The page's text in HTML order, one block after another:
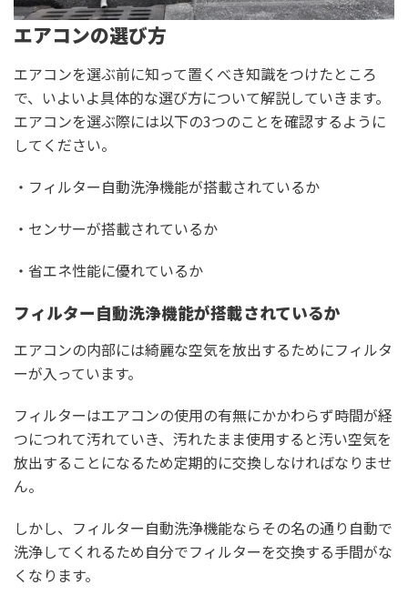
エアコンの選び方
エアコンを選ぶ前に知って置くべき知識をつけたところ
で、いよいよ具体的な選び方について解説していきます。
エアコンを選ぶ際には以下の3つのことを確認するように
してください。
・フィルター自動洗浄機能が搭載されているか
・センサーが搭載されているか
・省エネ性能に優れているか
フィルター自動洗浄機能が搭載されているか
エアコンの内部には綺麗な空気を放出するためにフィルタ
ーが入っています。
フィルターはエアコンの使用の有無にかかわらず時間が経
つにつれて汚れていき、汚れたまま使用すると汚い空気を
放出することになるため定期的に交換しなければなりませ
ん。
しかし、フィルター自動洗浄機能ならその名の通り自動で
洗浄してくれるため自分でフィルターを交換する手間がな
くなります。